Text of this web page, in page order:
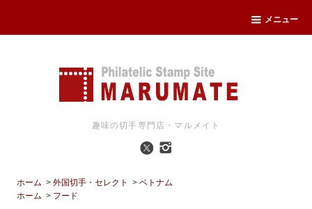
メニュー
趣味の切手専門店・マルメイト
ホーム >外国切手・セレクト >ベトナム
ホーム > フード